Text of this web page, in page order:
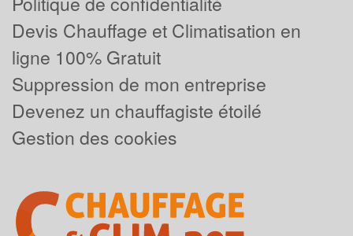
Devis Chauffage et Climatisation en
ligne 100% Gratuit
Suppression de mon entreprise
Devenez un chauffagiste étoilé
Gestion des cookies